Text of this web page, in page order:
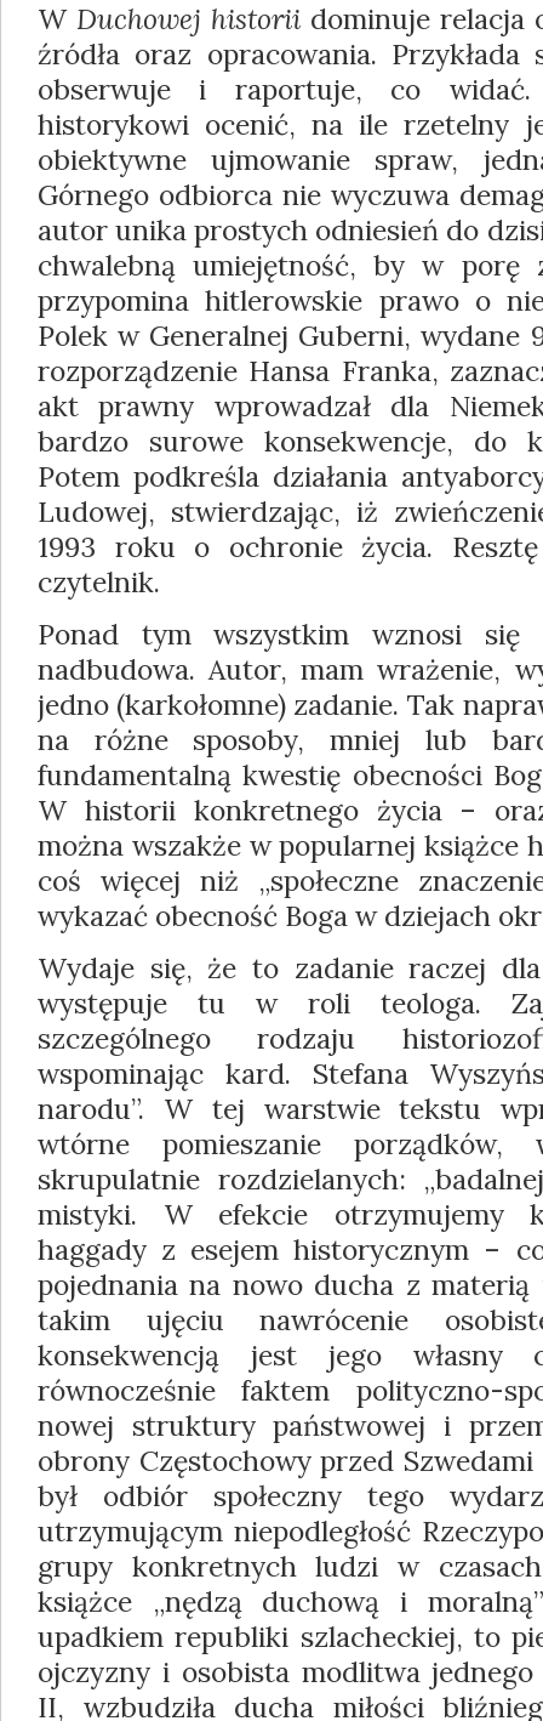
W Duchowej historii dominuje relacja
źródła oraz opracowania. Przykłada
obserwuje i raportuje, co
historykowi ocenić, na ile rzetelny
obiektywne ujmowanie spraw,
Górnego odbiorca nie wyczuwa
autor unika prostych odniesień do
chwalebną umiejętność, by w porę
przypomina hitlerowskie prawo o
Polek w Generalnej Guberni, wydane
rozporządzenie Hansa Franka,
akt prawny wprowadzał dla
bardzo surowe konsekwencje, do
Potem podkreśla działania
Ludowej, stwierdzając, iż
1993 roku o ochronie życia.
czytelnik.
Ponad tym wszystkim wznosi
nadbudowa. Autor, mam wrażenie,
jedno (karkołomne) zadanie. Tak
na różne sposoby, mniej lub
fundamentalną kwestię obecności
W historii konkretnego życia –
można wszakże w popularnej książce
coś więcej niż „społeczne
wykazać obecność Boga w dziejach
Wydaje się, że to zadanie raczej
występuje tu w roli teologa.
szczególnego rodzaju
wspominając kard. Stefana
narodu”. W tej warstwie tekstu
wtórne pomieszanie
skrupulatnie rozdzielanych:
mistyki. W efekcie otrzymujemy
haggady z esejem historycznym –
pojednania na nowo ducha z
takim ujęciu nawrócenie
konsekwencją jest jego
równocześnie faktem polityczno-
nowej struktury państwowej i
obrony Częstochowy przed
był odbiór społeczny tego
utrzymującym niepodległość
grupy konkretnych ludzi w
książce „nędzą duchową i
upadkiem republiki szlacheckiej, to
ojczyzny i osobista modlitwa jednego
II, wzbudziła ducha miłości